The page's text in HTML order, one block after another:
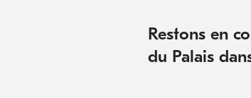
Restons en
du Palais